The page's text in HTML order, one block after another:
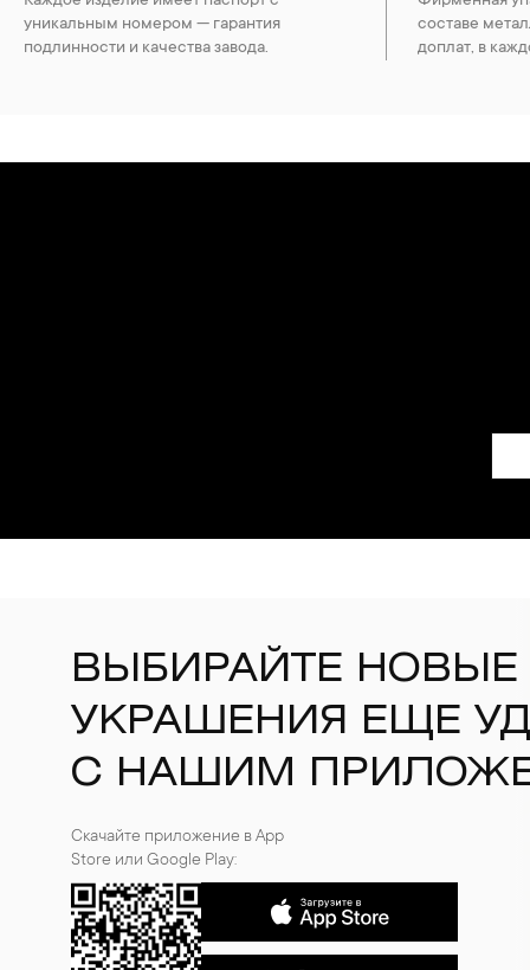
уникальным номером — гарантия
подлинности и качества завода.
составе
доплат, в
ВЫБИРАЙТЕ НОВЫЕ
УКРАШЕНИЯ ЕЩЕ
С НАШИМ
Скачайте приложение в App
Store или Google Play: